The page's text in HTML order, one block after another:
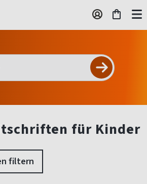
für Kinder
filtern